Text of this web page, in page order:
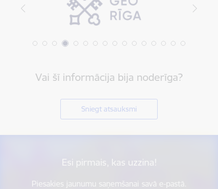
Vai šī informācija bija noderīga?
Sniegt atsauksmi
Esi pirmais, kas uzzina!
Piesakies jaunumu saņemšanai savā e-pastā.